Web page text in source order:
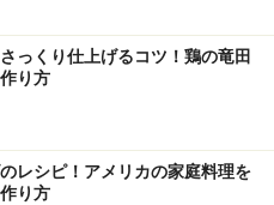
っくり仕上げるコツ！鶏の竜田
り方
レシピ！アメリカの家庭料理を
り方